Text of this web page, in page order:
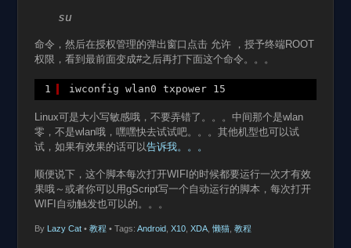
su
命令，然后在授权管理的弹出窗口点击 允许 ，授予终端ROOT
权限，看到最前面变成#之后再打下面这个命令。。。
1 iwconfig wlan0 txpower 15
Linux可是大小写敏感哦，不要弄错了。。。中间那个是wlan
零，不是wlan哦，嘿嘿快去试试吧。。。其他机型也可以试
试，如果有效果的话可以告诉我。。。
顺便说下，这个脚本每次打开WIFI的时候都要运行一次才有效
果哦～或者你可以用gScript写一个自动运行的脚本，每次打开
WIFI自动触发也可以的。。。
By Lazy Cat• 教程 • Tags: Android, X10, XDA, 懒猫, 教程